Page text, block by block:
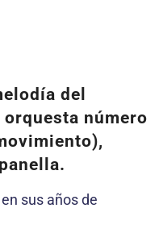
del
número
sus años de